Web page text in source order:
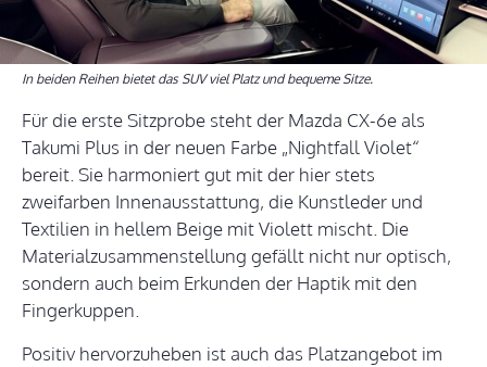
In beiden Reihen bietet das SUV viel Platz und bequeme Sitze.
Für die erste Sitzprobe steht der Mazda CX-6e als
Takumi Plus in der neuen Farbe „Nightfall Violet“
bereit. Sie harmoniert gut mit der hier stets
zweifarben Innenausstattung, die Kunstleder und
Textilien in hellem Beige mit Violett mischt. Die
Materialzusammenstellung gefällt nicht nur optisch,
sondern auch beim Erkunden der Haptik mit den
Fingerkuppen.
Positiv hervorzuheben ist auch das Platzangebot im